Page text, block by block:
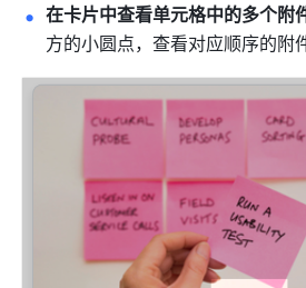
在卡片中查看单元格中的多个附
方的小圆点，查看对应顺序的附